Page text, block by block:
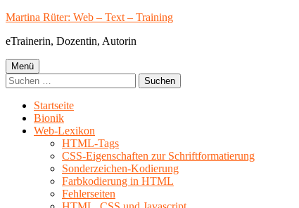
Springe
Inhalt
Martina Rüter: Web – Text – Training
eTrainerin, Dozentin, Autorin
Primäres
Menü
Menü
Suchen
nach:
Startseite
Bionik
Web-Lexikon
HTML-Tags
CSS-Eigenschaften zur Schriftformatierung
Sonderzeichen-Kodierung
Farbkodierung in HTML
Fehlerseiten